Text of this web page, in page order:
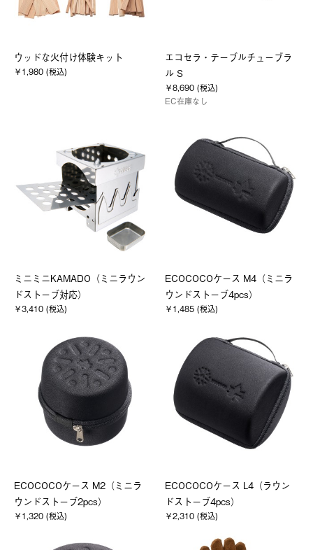
ウッドな火付け体験キット
￥1,980 (税込)
エコセラ・テーブルチューブラ
ル S
￥8,690 (税込)
EC在庫なし
ミニミニKAMADO（ミニラウン
ドストーブ対応）
￥3,410 (税込)
ECOCOCOケース M4（ミニラ
ウンドストーブ4pcs）
￥1,485 (税込)
ECOCOCOケース M2（ミニラ
ウンドストーブ2pcs）
￥1,320 (税込)
ECOCOCOケース L4（ラウン
ドストーブ4pcs）
￥2,310 (税込)